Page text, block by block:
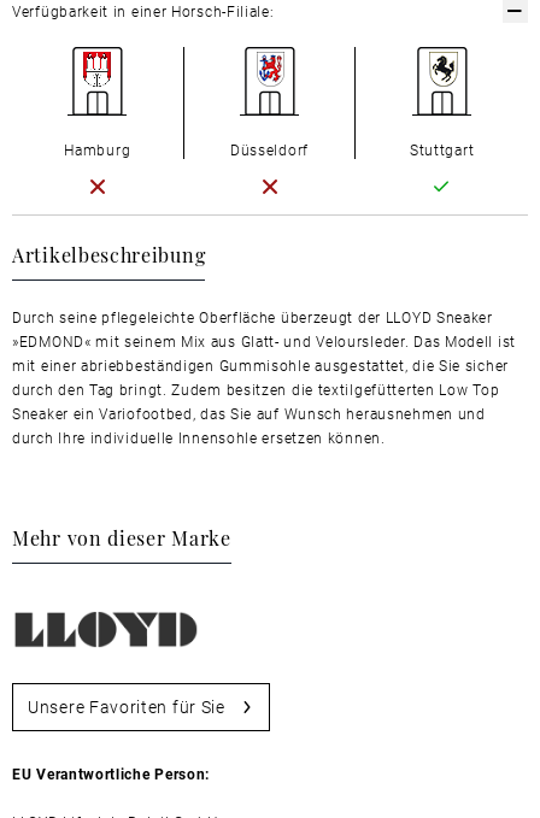
Artikelbeschreibung
Durch seine pflegeleichte Oberfläche überzeugt der LLOYD Sneaker
»EDMOND« mit seinem Mix aus Glatt- und Veloursleder. Das Modell ist
mit einer abriebbeständigen Gummisohle ausgestattet, die Sie sicher
durch den Tag bringt. Zudem besitzen die textilgefütterten Low Top
Sneaker ein Variofootbed, das Sie auf Wunsch herausnehmen und
durch Ihre individuelle Innensohle ersetzen können.
Mehr von dieser Marke
Unsere Favoriten für Sie
EU Verantwortliche Person:
Verfügbarkeit in einer Horsch-Filiale:
Hamburg Düsseldorf Stuttgart